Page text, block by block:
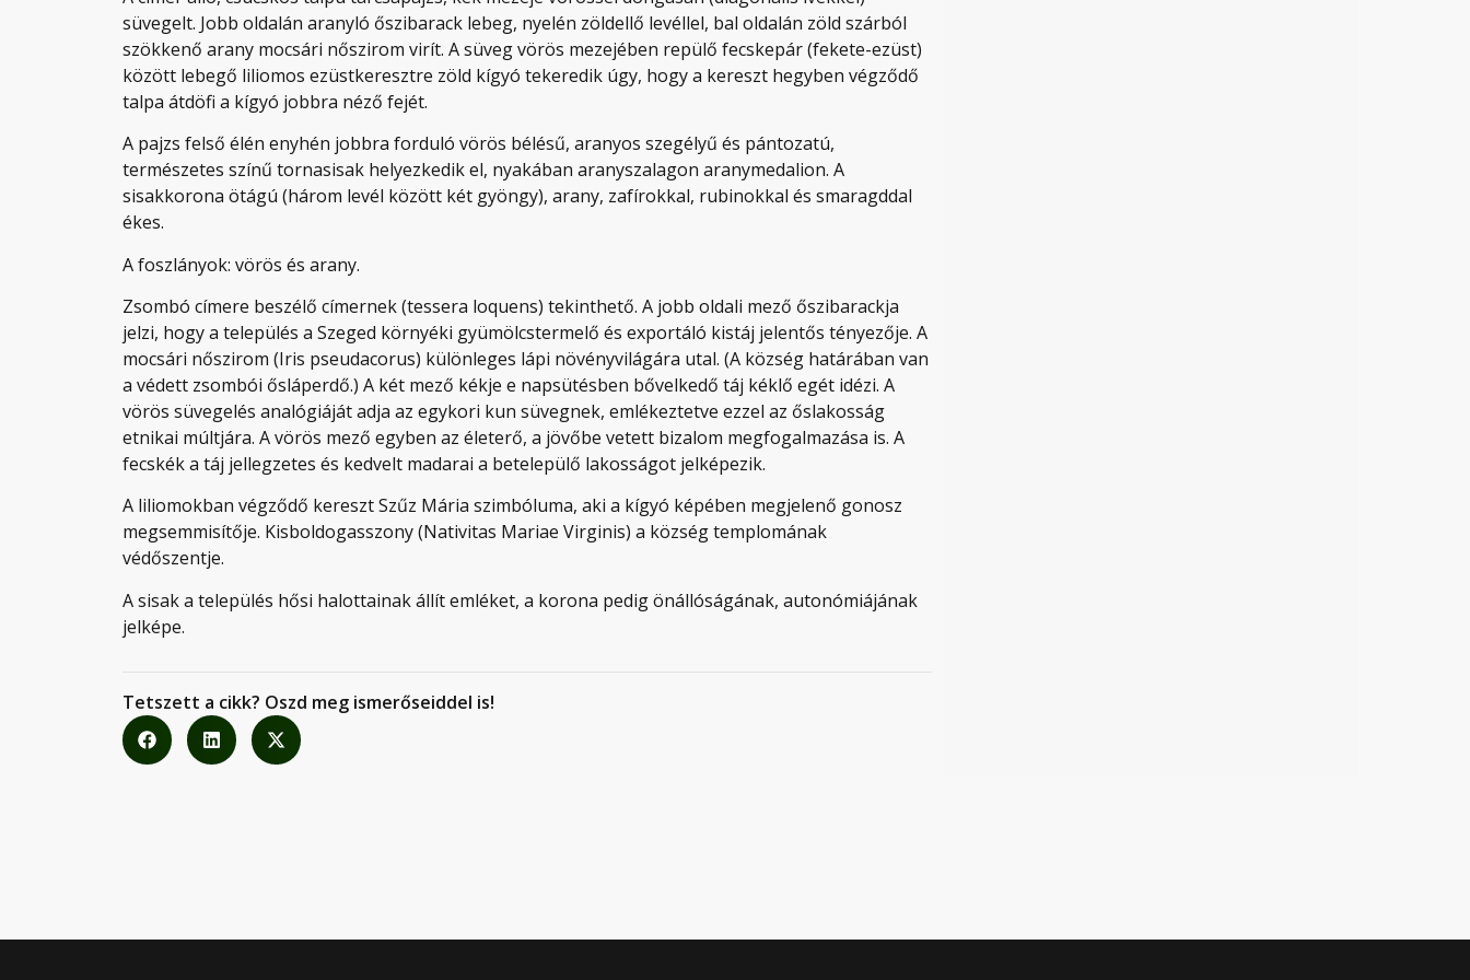
süvegelt. Jobb oldalán aranyló őszibarack lebeg, nyelén zöldellő levéllel, bal oldalán zöld szárból
szökkenő arany mocsári nőszirom virít. A süveg vörös mezejében repülő fecskepár (fekete-ezüst)
között lebegő liliomos ezüstkeresztre zöld kígyó tekeredik úgy, hogy a kereszt hegyben végződő
talpa átdöfi a kígyó jobbra néző fejét.
A pajzs felső élén enyhén jobbra forduló vörös bélésű, aranyos szegélyű és pántozatú,
természetes színű tornasisak helyezkedik el, nyakában aranyszalagon aranymedalion. A
sisakkorona ötágú (három levél között két gyöngy), arany, zafírokkal, rubinokkal és smaragddal
ékes.
A foszlányok: vörös és arany.
Zsombó címere beszélő címernek (tessera loquens) tekinthető. A jobb oldali mező őszibarackja
jelzi, hogy a település a Szeged környéki gyümölcstermelő és exportáló kistáj jelentős tényezője. A
mocsári nőszirom (Iris pseudacorus) különleges lápi növényvilágára utal. (A község határában van
a védett zsombói ősláperdő.) A két mező kékje e napsütésben bővelkedő táj kéklő egét idézi. A
vörös süvegelés analógiáját adja az egykori kun süvegnek, emlékeztetve ezzel az őslakosság
etnikai múltjára. A vörös mező egyben az életerő, a jövőbe vetett bizalom megfogalmazása is. A
fecskék a táj jellegzetes és kedvelt madarai a betelepülő lakosságot jelképezik.
A liliomokban végződő kereszt Szűz Mária szimbóluma, aki a kígyó képében megjelenő gonosz
megsemmisítője. Kisboldogasszony (Nativitas Mariae Virginis) a község templomának
védőszentje.
A sisak a település hősi halottainak állít emléket, a korona pedig önállóságának, autonómiájának
jelképe.
Tetszett a cikk? Oszd meg ismerőseiddel is!